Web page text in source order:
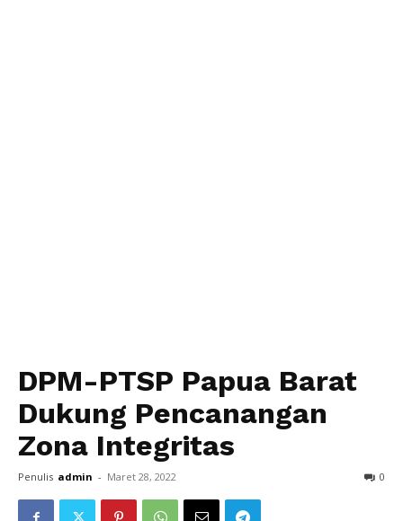
DPM-PTSP Papua Barat
Dukung Pencanangan
Zona Integritas
Penulis admin - Maret 28, 2022 0